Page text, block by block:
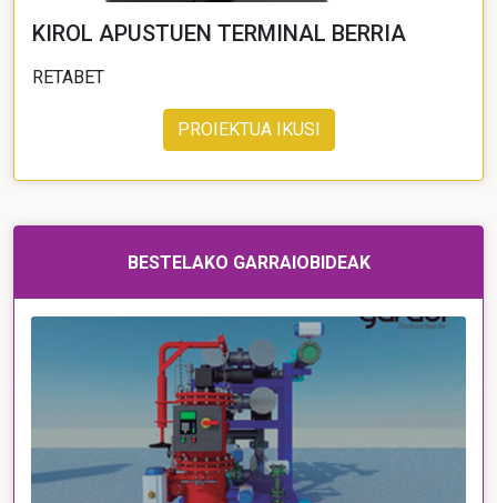
KIROL APUSTUEN TERMINAL BERRIA
RETABET
PROIEKTUA IKUSI
BESTELAKO GARRAIOBIDEAK